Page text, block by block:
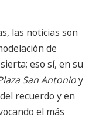
las noticias son
de
eso sí, en su
San Antonioy
recuerdo y en
el más